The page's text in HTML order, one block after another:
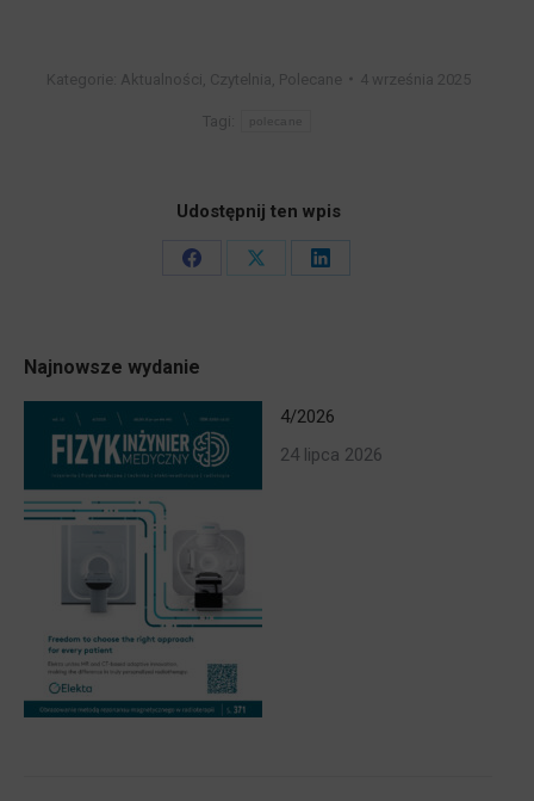
Kategorie: Aktualności Czytelnia Polecane 4 września 2025
Tagi:
Udostępnij ten wpis
Share
Share
Share
Najnowsze wydanie
4/2026
24 lipca 2026